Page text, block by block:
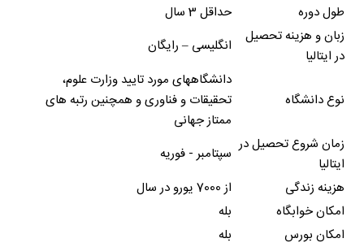
حداقل 3 سال
طول دوره
انگلیسی – رایگان
زبان و هزینه تحصیل
در ایتالیا
دانشگاههای مورد تایید وزارت علوم،
تحقیقات و فناوری و همچنین رتبه های
ممتاز جهانی
نوع دانشگاه
سپتامبر - فوریه زمان شروع تحصیل در
ایتالیا
از 7000 یورو در سال
هزینه زندگی
بله
امکان خوابگاه
بله
امکان بورس